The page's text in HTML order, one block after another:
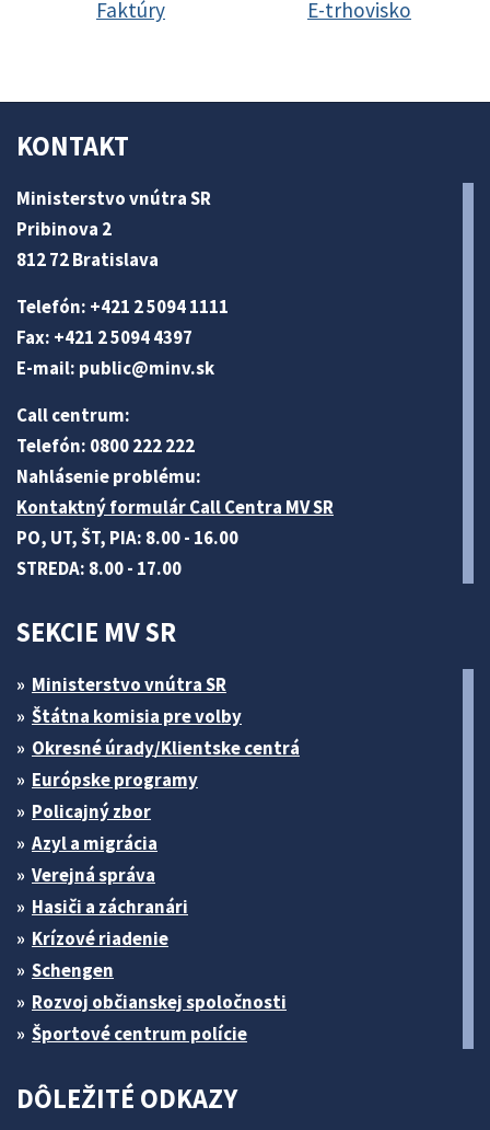
Faktúry E-trhovisko
KONTAKT
Ministerstvo vnútra SR
Pribinova 2
812 72 Bratislava
Telefón: +421 2 5094 1111
Fax: +421 2 5094 4397
E-mail: public@minv.sk
Call centrum:
Telefón: 0800 222 222
Nahlásenie problému:
Kontaktný formulár Call Centra MV SR
PO, UT, ŠT, PIA: 8.00 - 16.00
STREDA: 8.00 - 17.00
SEKCIE MV SR
Ministerstvo vnútra SR
Štátna komisia pre volby
Okresné úrady/Klientske centrá
Európske programy
Policajný zbor
Azyl a migrácia
Verejná správa
Hasiči a záchranári
Krízové riadenie
Schengen
Rozvoj občianskej spoločnosti
Športové centrum polície
DÔLEŽITÉ ODKAZY